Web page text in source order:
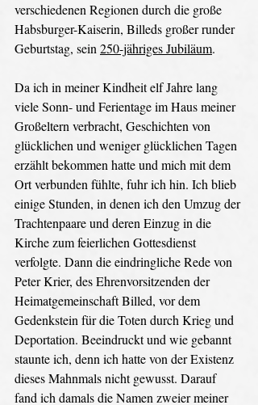
verschiedenen Regionen durch die große
Habsburger-Kaiserin, Billeds großer runder
Geburtstag, sein 250-jähriges Jubiläum.
Da ich in meiner Kindheit elf Jahre lang
viele Sonn- und Ferientage im Haus meiner
Großeltern verbracht, Geschichten von
glücklichen und weniger glücklichen Tagen
erzählt bekommen hatte und mich mit dem
Ort verbunden fühlte, fuhr ich hin. Ich blieb
einige Stunden, in denen ich den Umzug der
Trachtenpaare und deren Einzug in die
Kirche zum feierlichen Gottesdienst
verfolgte. Dann die eindringliche Rede von
Peter Krier, des Ehrenvorsitzenden der
Heimatgemeinschaft Billed, vor dem
Gedenkstein für die Toten durch Krieg und
Deportation. Beeindruckt und wie gebannt
staunte ich, denn ich hatte von der Existenz
dieses Mahnmals nicht gewusst. Darauf
fand ich damals die Namen zweier meiner